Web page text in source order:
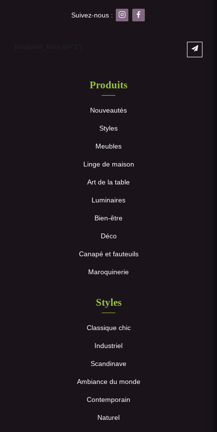
Suivez-nous :
Produits
Nouveautés
Styles
Meubles
Linge de maison
Art de la table
Luminaires
Bien-être
Déco
Canapé et fauteuils
Maroquinerie
Styles
Classique chic
Industriel
Scandinave
Ambiance du monde
Contemporain
Naturel